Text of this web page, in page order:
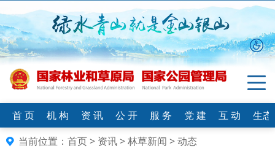
首 页 机 构 资 讯 公 开 服 务 党 建 互 动
生
当前位置： 首页> 资讯>林草新闻 >动态